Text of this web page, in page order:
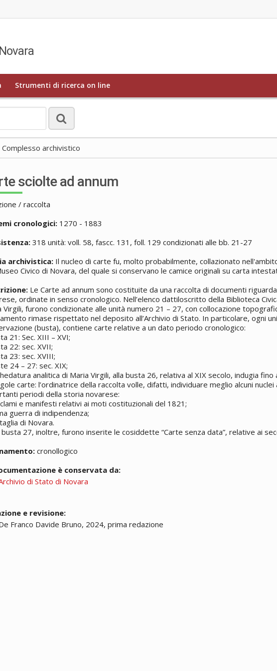
Strumenti di ricerca on line
Complesso archivistico
sciolte ad annum
/ raccolta
cronologici: 1270 - 1883
318 unità: voll. 58, fascc. 131, foll. 129 condizionati alle bb. 21-27
archivistica: Il nucleo di carte fu, molto probabilmente, collazionato
Civico di Novara, del quale si conservano le camice originali su carta
Le Carte ad annum sono costituite da una raccolta di documenti
ordinate in senso cronologico. Nell’elenco dattiloscritto della Biblioteca
Virgili, furono condizionate alle unità numero 21 – 27, con collocazione
rimase rispettato nel deposito all’Archivio di Stato. In particolare, ogni
(busta), contiene carte relative a un dato periodo cronologico:
21: Sec. XIII – XVI;
22: sec. XVII;
23: sec. XVIII;
24 – 27: sec. XIX;
analitica di Maria Virgili, alla busta 26, relativa al XIX secolo, indugia fino
carte: l’ordinatrice della raccolta volle, difatti, individuare meglio alcuni
periodi della storia novarese:
e manifesti relativi ai moti costituzionali del 1821;
guerra di indipendenza;
di Novara.
busta 27, inoltre, furono inserite le cosiddette “Carte senza data”, relative ai
cronollogico
è conservata da:
di Stato di Novara
e revisione:
Franco Davide Bruno, 2024, prima redazione